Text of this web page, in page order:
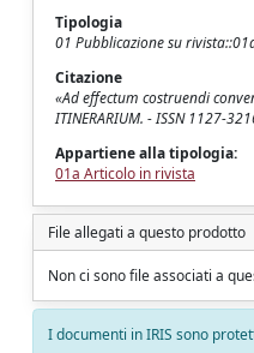
Tipologia
01 Pubblicazione su
Citazione
«Ad effectum costruendi
ITINERARIUM. - ISSN 1127-
Appartiene alla tipologia:
01a Articolo in rivista
File allegati a questo prodotto
Non ci sono file associati a
I documenti in IRIS sono